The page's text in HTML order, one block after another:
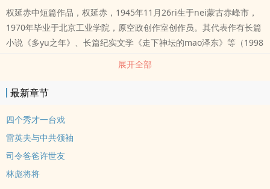
权延赤中短篇作品，权延赤，1945年11月26ri生于nei蒙古赤峰市，
1970年毕业于北京工业学院，原空政创作室创作员。其代表作有长篇
小说《多yu之年》、长篇纪实文学《走下神坛的mao泽东》等（1998
年12月北京市二中院权终审判决《走下神坛的mao泽东》等6本书涉
嫌抄袭共计84chu16万字）。…
展开全部
最新章节
四个秀才一台戏
雷英夫与中共领袖
司令爸爸许世友
林彪将将